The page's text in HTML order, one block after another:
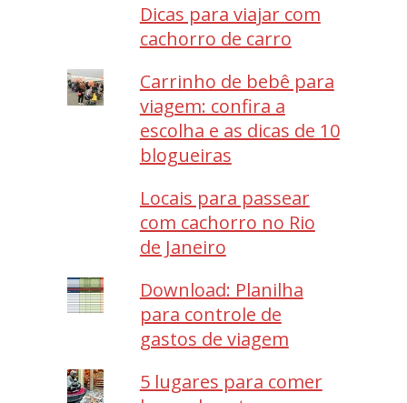
Dicas para viajar com
cachorro de carro
Carrinho de bebê para
viagem: confira a
escolha e as dicas de 10
blogueiras
Locais para passear
com cachorro no Rio
de Janeiro
Download: Planilha
para controle de
gastos de viagem
5 lugares para comer